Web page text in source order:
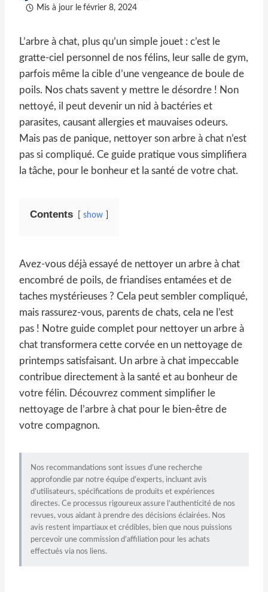
Mis à jour le février 8, 2024
L’arbre à chat, plus qu’un simple jouet : c’est le
gratte-ciel personnel de nos félins, leur salle de gym,
parfois même la cible d’une vengeance de boule de
poils. Nos chats savent y mettre le désordre ! Non
nettoyé, il peut devenir un nid à bactéries et
parasites, causant allergies et mauvaises odeurs.
Mais pas de panique, nettoyer son arbre à chat n’est
pas si compliqué. Ce guide pratique vous simplifiera
la tâche, pour le bonheur et la santé de votre chat.
Contents show
Avez-vous déjà essayé de nettoyer un arbre à chat
encombré de poils, de friandises entamées et de
taches mystérieuses ? Cela peut sembler compliqué,
mais rassurez-vous, parents de chats, cela ne l’est
pas ! Notre guide complet pour nettoyer un arbre à
chat transformera cette corvée en un nettoyage de
printemps satisfaisant. Un arbre à chat impeccable
contribue directement à la santé et au bonheur de
votre félin. Découvrez comment simplifier le
nettoyage de l’arbre à chat pour le bien-être de
votre compagnon.
Nos recommandations sont issues d’une recherche
approfondie par notre équipe d’experts, incluant avis
d’utilisateurs, spécifications de produits et expériences
directes. Ce processus rigoureux assure l’authenticité de nos
revues, vous aidant à prendre des décisions éclairées. Nos
avis restent impartiaux et crédibles, bien que nous puissions
percevoir une commission d’affiliation pour les achats
effectués via nos liens.